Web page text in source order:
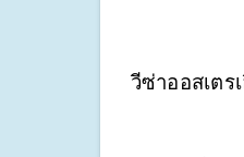
วีซ่าออสเตร